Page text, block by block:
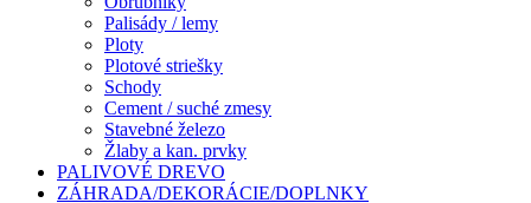
Palisády / lemy
Ploty
Plotové striešky
Schody
Cement / suché zmesy
Stavebné železo
Žlaby a kan. prvky
PALIVOVÉ DREVO
ZÁHRADA/DEKORÁCIE/DOPLNKY